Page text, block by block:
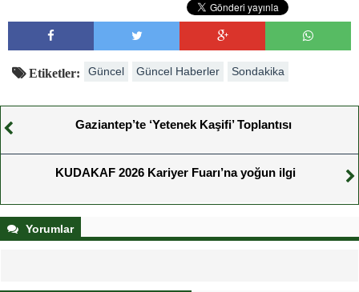
Etiketler: Güncel Güncel Haberler Sondakika
Gaziantep’te ‘Yetenek Kaşifi’ Toplantısı
KUDAKAF 2026 Kariyer Fuarı’na yoğun ilgi
Yorumlar